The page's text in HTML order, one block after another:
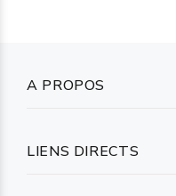
A PROPOS
LIENS DIRECTS